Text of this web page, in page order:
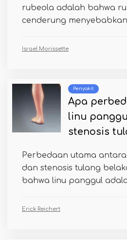
rubeola adalah bahwa
cenderung
Israel Morissette
Penyakit
Apa
linu
stenosis
Perbedaan utama
dan stenosis tulang
bahwa linu panggul
Erick Reichert